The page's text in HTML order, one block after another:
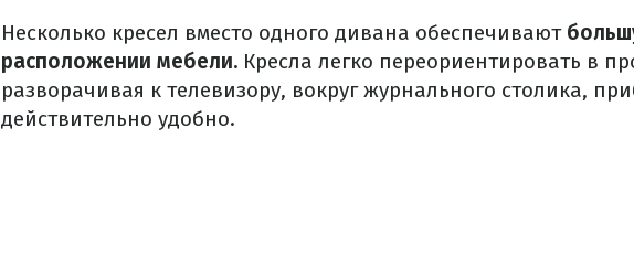
Несколько кресел вместо одного дивана обеспечивают
расположении мебели. Кресла легко переориентировать в
разворачивая к телевизору, вокруг журнального столика,
действительно удобно.